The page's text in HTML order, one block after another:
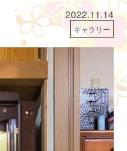
2022.11.14
ギャラリー